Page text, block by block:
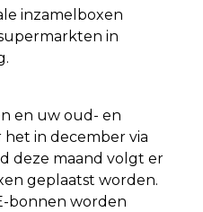
inzamelboxen
in
en uw oud- en
in december via
deze maand volgt er
geplaatst worden.
bonnen worden